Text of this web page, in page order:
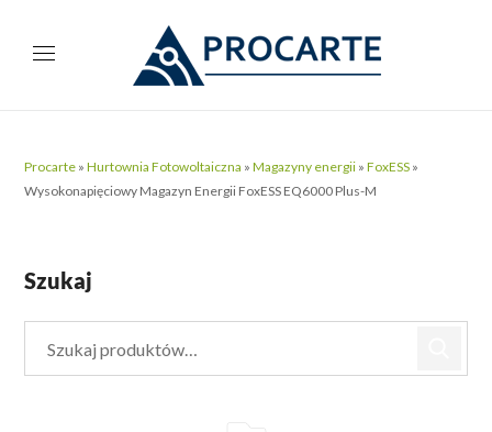
Procarte »Hurtownia Fotowoltaiczna »Magazyny energii »FoxESS »
Wysokonapięciowy Magazyn Energii FoxESS EQ6000 Plus-M
Szukaj